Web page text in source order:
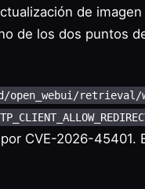
return f'data:
de
de los dos puntos
open_webui/
CVE-2026-45401.